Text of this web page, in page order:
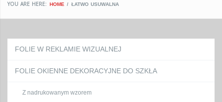
YOU ARE HERE: HOME ŁATWO USUWALNA
FOLIE W REKLAMIE WIZUALNEJ
FOLIE OKIENNE DEKORACYJNE DO SZKŁA
Z nadrukowanym wzorem